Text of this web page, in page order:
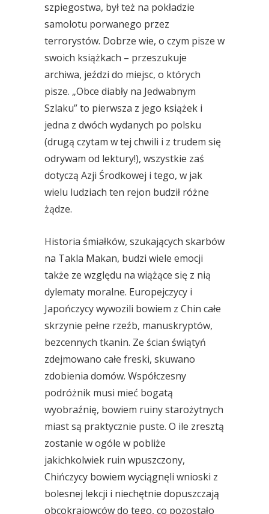
szpiegostwa, był też na pokładzie
samolotu porwanego przez
terrorystów. Dobrze wie, o czym pisze w
swoich książkach – przeszukuje
archiwa, jeździ do miejsc, o których
pisze. „Obce diabły na Jedwabnym
Szlaku” to pierwsza z jego książek i
jedna z dwóch wydanych po polsku
(drugą czytam w tej chwili i z trudem się
odrywam od lektury!), wszystkie zaś
dotyczą Azji Środkowej i tego, w jak
wielu ludziach ten rejon budził różne
żądze.
Historia śmiałków, szukających skarbów
na Takla Makan, budzi wiele emocji
także ze względu na wiążące się z nią
dylematy moralne. Europejczycy i
Japończycy wywozili bowiem z Chin całe
skrzynie pełne rzeźb, manuskryptów,
bezcennych tkanin. Ze ścian świątyń
zdejmowano całe freski, skuwano
zdobienia domów. Współczesny
podróżnik musi mieć bogatą
wyobraźnię, bowiem ruiny starożytnych
miast są praktycznie puste. O ile zresztą
zostanie w ogóle w pobliże
jakichkolwiek ruin wpuszczony,
Chińczycy bowiem wyciągnęli wnioski z
bolesnej lekcji i niechętnie dopuszczają
obcokrajowców do tego, co pozostało